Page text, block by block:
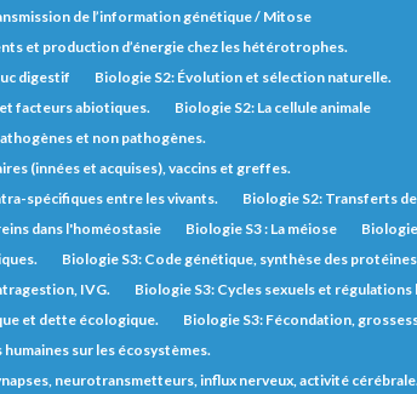
de l’information génétique / Mitose
et production d’énergie chez les hétérotrophes.
digestif
Biologie S2: Évolution et sélection naturelle.
facteurs abiotiques.
Biologie S2: La cellule animale
et non pathogènes.
(innées et acquises), vaccins et greffes.
spécifiques entre les vivants.
Biologie S2: Transferts
dans l'homéostasie
Biologie S3 : La méiose
Biologie S3: Code génétique, synthèse des
IVG.
Biologie S3: Cycles sexuels et
et dette écologique.
Biologie S3: Fécondation,
sur les écosystèmes.
neurotransmetteurs, influx nerveux, activité